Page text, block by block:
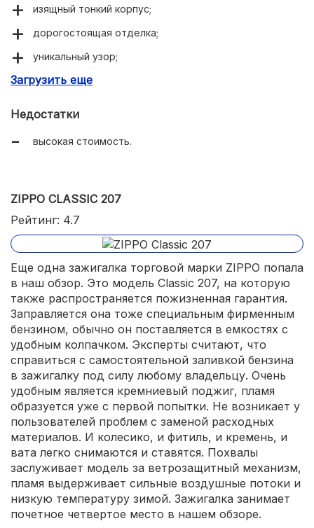
изящный тонкий корпус;
дорогостоящая отделка;
уникальный узор;
защита от подделок.
Загрузить еще
Недостатки
высокая стоимость.
ZIPPO CLASSIC 207
Рейтинг: 4.7
Еще одна зажигалка торговой марки ZIPPO попала
в наш обзор. Это модель Classic 207, на которую
также распространяется пожизненная гарантия.
Заправляется она тоже специальным фирменным
бензином, обычно он поставляется в емкостях с
удобным колпачком. Эксперты считают, что
справиться с самостоятельной заливкой бензина
в зажигалку под силу любому владельцу. Очень
удобным является кремниевый поджиг, пламя
образуется уже с первой попытки. Не возникает у
пользователей проблем с заменой расходных
материалов. И колесико, и фитиль, и кремень, и
вата легко снимаются и ставятся. Похвалы
заслуживает модель за ветрозащитный механизм,
пламя выдерживает сильные воздушные потоки и
низкую температуру зимой. Зажигалка занимает
почетное четвертое место в нашем обзоре.